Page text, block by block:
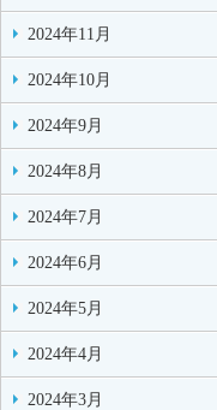
2024年11月
2024年10月
2024年9月
2024年8月
2024年7月
2024年6月
2024年5月
2024年4月
2024年3月